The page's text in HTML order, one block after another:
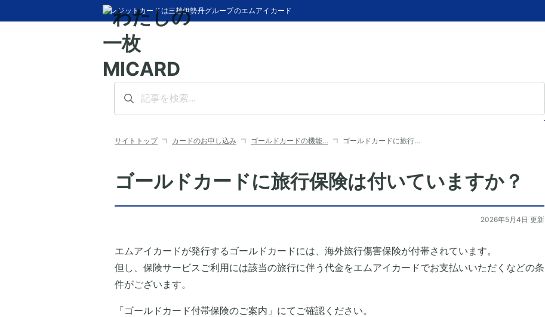
クレジットカードは三越伊勢丹グループのエムアイカード
サイトトップ カードのお申し込み ゴールドカードの機能… ゴールドカードに旅行…
ゴールドカードに旅行保険は付いていますか？
2026年5月4日 更新
エムアイカードが発行するゴールドカードには、海外旅行傷害保険が付帯されています。
但し、保険サービスご利用には該当の旅行に伴う代金をエムアイカードでお支払いいただくなどの条
件がございます。
「ゴールドカード付帯保険のご案内」にてご確認ください。